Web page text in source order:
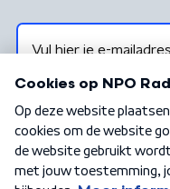
Algemene voorwaarden